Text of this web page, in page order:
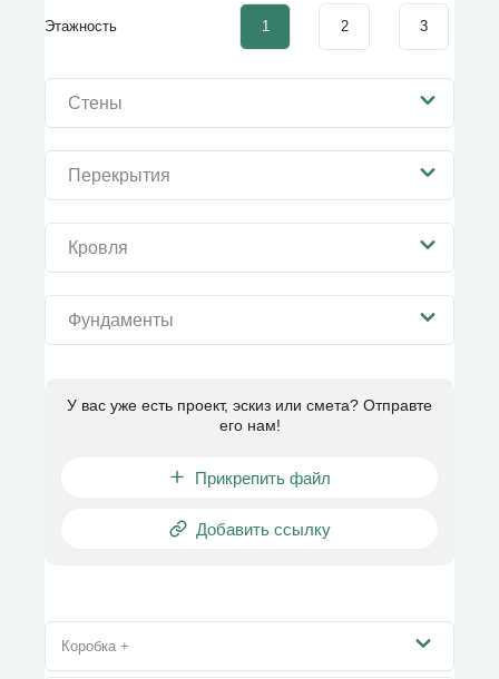
Этажность 1 2 3
Стены
Перекрытия
Кровля
Фундаменты
У вас уже есть проект, эскиз или смета? Отправте
его нам!
Прикрепить файл
Добавить ссылку
Коробка +